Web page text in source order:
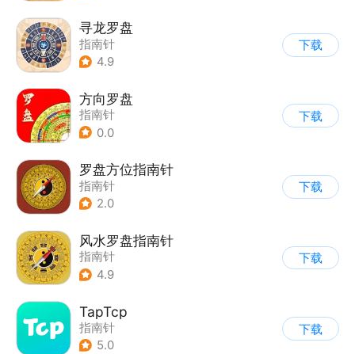
寻龙罗盘
指南针
4.9
下载
方向罗盘
指南针
0.0
下载
罗盘方位指南针
指南针
2.0
下载
风水罗盘指南针
指南针
4.9
下载
TapTcp
指南针
5.0
下载